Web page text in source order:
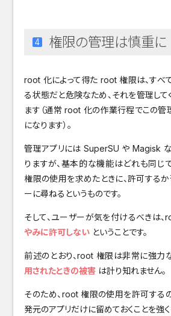
権限の管理は慎重に
root 化によって得た root 権限は、すべ
る状態だと危険なため、それを管理して
ます（通常 root 化の作業行程でこの管
になります）。
管理アプリには SuperSU や Magisk
りますが、基本的な機能はどれも同じ
権限の使用を求めたときに、許可する
ーに尋ねるというものです。
そして、ユーザーが気を付けるべきは
やみに許可しない ということです。
前述のとおり、root 権限は非常に強力
用されたときの被害 は計り知れません。
そのため、root 権限の使用を許可する
発元のアプリだけに留めておくことを強く